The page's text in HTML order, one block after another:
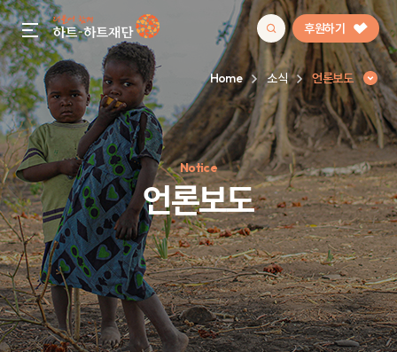
gnb menu open 후원하기
인기 키워드
#정기후원#하트플레이스#캠페인#팬덤후원
Home 소식 언론보도
Notice
언론보도